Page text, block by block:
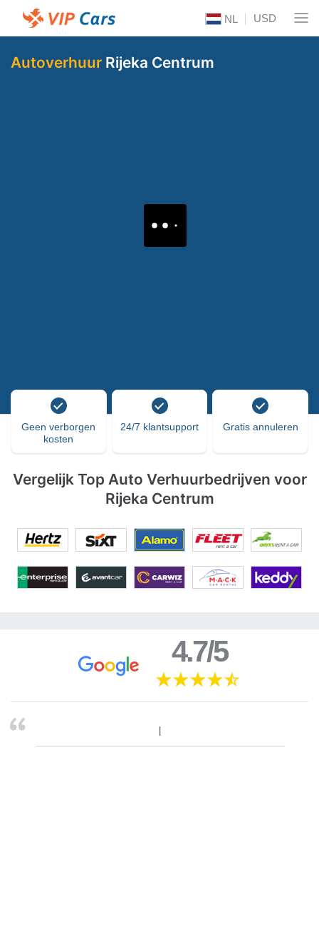
NL USD
Autoverhuur Rijeka Centrum
Geen verborgen
kosten
24/7 klantsupport Gratis annuleren
Vergelijk Top Auto Verhuurbedrijven voor
Rijeka Centrum
4.7/5